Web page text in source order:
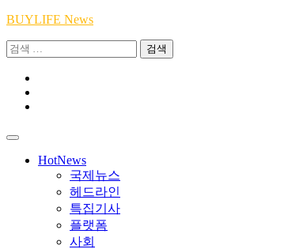
Skip
content
BUYLIFE News
검
HotNews
국제뉴스
헤드라인
특집기사
플랫폼
사회